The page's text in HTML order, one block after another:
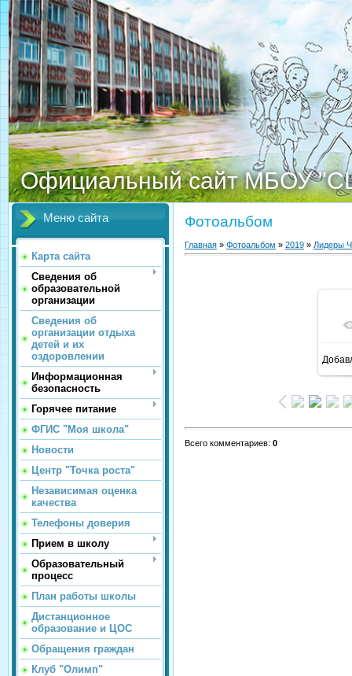
Официальный сайт МБОУ
Меню сайта
Карта сайта
Сведения об
образовательной
организации
Сведения об
организации отдыха
детей и их
оздоровлении
Информационная
безопасность
Горячее питание
ФГИС "Моя школа"
Новости
Центр "Точка роста"
Независимая оценка
качества
Телефоны доверия
Прием в школу
Образовательный
процесс
План работы школы
Дистанционное
образование и ЦОС
Обращения граждан
Клуб "Олимп"
Фотоальбом
Главная » Фотоальбом » 2019 » Лидеры
Всего комментариев: 0